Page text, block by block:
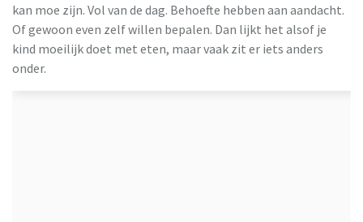
kan moe zijn. Vol van de dag. Behoefte hebben aan aandacht.
Of gewoon even zelf willen bepalen. Dan lijkt het alsof je
kind moeilijk doet met eten, maar vaak zit er iets anders
onder.